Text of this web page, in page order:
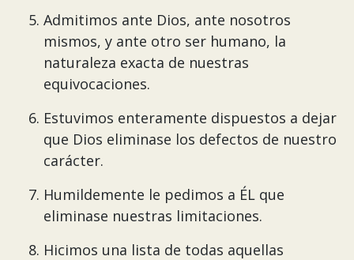
Admitimos ante Dios, ante nosotros
mismos, y ante otro ser humano, la
naturaleza exacta de nuestras
equivocaciones.
Estuvimos enteramente dispuestos a dejar
que Dios eliminase los defectos de nuestro
carácter.
Humildemente le pedimos a ÉL que
eliminase nuestras limitaciones.
Hicimos una lista de todas aquellas